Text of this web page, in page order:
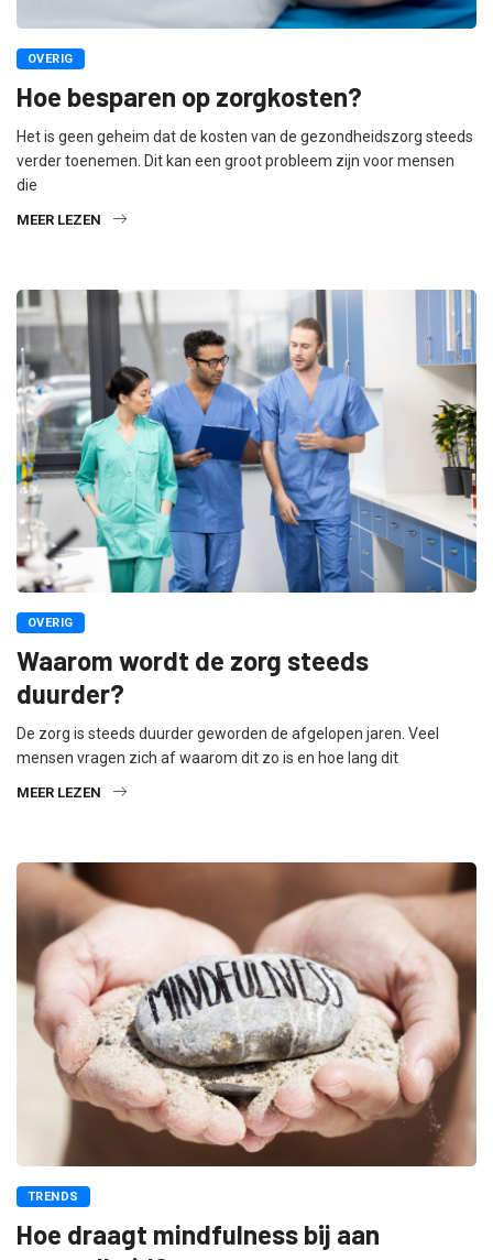
OVERIG
Hoe besparen op zorgkosten?
Het is geen geheim dat de kosten van de gezondheidszorg steeds
verder toenemen. Dit kan een groot probleem zijn voor mensen
die
MEER LEZEN
OVERIG
Waarom wordt de zorg steeds
duurder?
De zorg is steeds duurder geworden de afgelopen jaren. Veel
mensen vragen zich af waarom dit zo is en hoe lang dit
MEER LEZEN
TRENDS
Hoe draagt mindfulness bij aan